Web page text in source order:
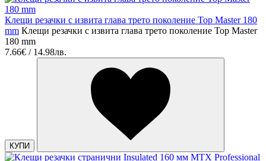
Клещи резачки с извита глава трето поколение Top Master 180
mm Клещи резачки с извита глава трето поколение Top Master
180 mm
7.66€ / 14.98лв.
КУПИ